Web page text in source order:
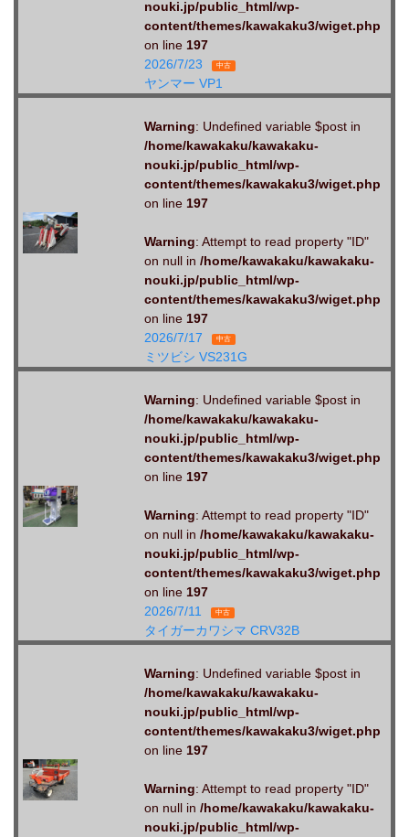
nouki.jp/public_html/wp-
content/themes/kawakaku3/wiget.php
on line 197
2026/7/23
中古
ヤンマー VP1
Warning: Undefined variable $post in
/home/kawakaku/kawakaku-
nouki.jp/public_html/wp-
content/themes/kawakaku3/wiget.php
on line 197
Warning: Attempt to read property "ID"
on null in /home/kawakaku/kawakaku-
nouki.jp/public_html/wp-
content/themes/kawakaku3/wiget.php
on line 197
2026/7/17
中古
ミツビシ VS231G
Warning: Undefined variable $post in
/home/kawakaku/kawakaku-
nouki.jp/public_html/wp-
content/themes/kawakaku3/wiget.php
on line 197
Warning: Attempt to read property "ID"
on null in /home/kawakaku/kawakaku-
nouki.jp/public_html/wp-
content/themes/kawakaku3/wiget.php
on line 197
2026/7/11
中古
タイガーカワシマ CRV32B
Warning: Undefined variable $post in
/home/kawakaku/kawakaku-
nouki.jp/public_html/wp-
content/themes/kawakaku3/wiget.php
on line 197
Warning: Attempt to read property "ID"
on null in /home/kawakaku/kawakaku-
nouki.jp/public_html/wp-